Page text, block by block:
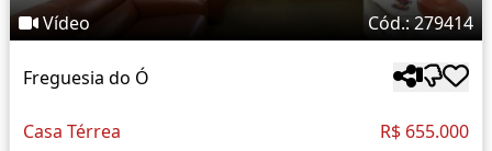
Vídeo Cód.: 279414
Freguesia do Ó
Casa Térrea R$ 655.000